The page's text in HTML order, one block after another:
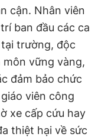
cận. Nhân viên
ban đầu các ca
trường, độc
vững vàng,
đảm bảo chức
viên công
xe cấp cứu hay
thiệt hại về sức